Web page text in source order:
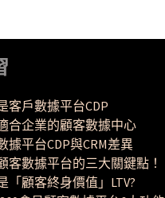
客戶數據平台CDP
合企業的顧客數據中心
據平台CDP與CRM差異
客數據平台的三大關鍵點！
「顧客終身價值」LTV?